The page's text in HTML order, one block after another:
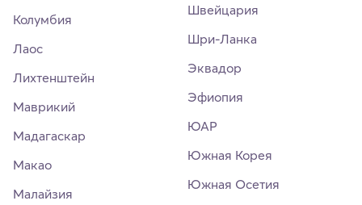
Колумбия
Лаос
Лихтенштейн
Маврикий
Мадагаскар
Макао
Малайзия
Швейцария
Шри-Ланка
Эквадор
Эфиопия
ЮАР
Южная Корея
Южная Осетия